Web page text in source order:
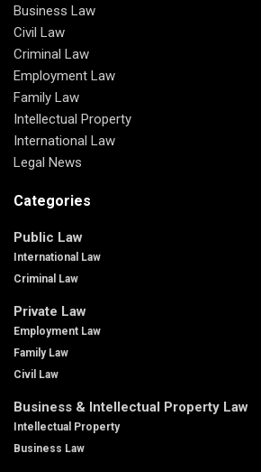
Business Law
Civil Law
Criminal Law
Employment Law
Family Law
Intellectual Property
International Law
Legal News
Categories
Public Law
International Law
Criminal Law
Private Law
Employment Law
Family Law
Civil Law
Business & Intellectual Property Law
Intellectual Property
Business Law